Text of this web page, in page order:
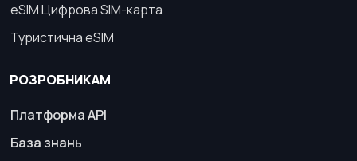
eSIM Цифрова SIM-карта
Туристична eSIM
РОЗРОБНИКАМ
Платформа API
База знань